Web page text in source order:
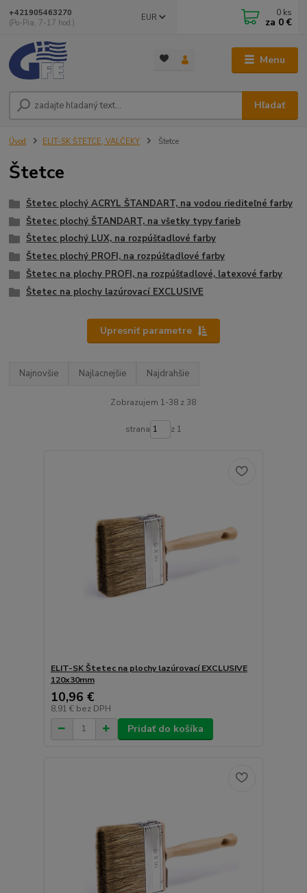
Menu
EUR
Hľadať
+421905463270
(Po-Pia, 7-17 hod.)
0 ks
za 0 €
Úvod ELIT-SK ŠTETCE, VALČEKY Štetce
Štetce
Štetec plochý ACRYL ŠTANDART, na vodou riediteľné farby
Štetec plochý ŠTANDART, na všetky typy farieb
Štetec plochý LUX, na rozpúšťadlové farby
Štetec plochý PROFI, na rozpúšťadlové farby
Štetec na plochy PROFI, na rozpúšťadlové, latexové farby
Štetec na plochy lazúrovací EXCLUSIVE
Upresniť parametre
Najnovšie Najlacnejšie Najdrahšie
Zobrazujem 1-38 z 38
strana z 1
ELIT-SK Štetec na plochy lazúrovací EXCLUSIVE
120x30mm
10,96 €
8,91 € bez DPH
Pridať do košíka